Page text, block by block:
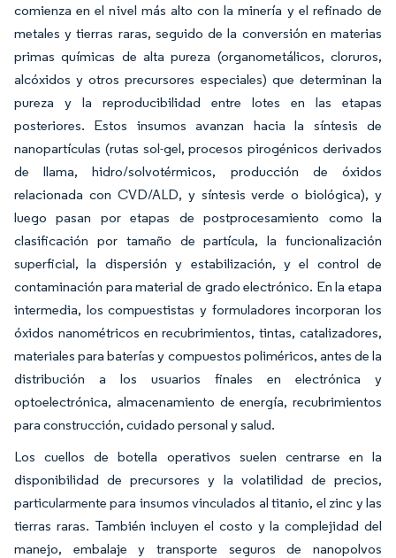
comienza en el nivel más alto con la minería y el refinado de
metales y tierras raras, seguido de la conversión en materias
primas químicas de alta pureza (organometálicos, cloruros,
alcóxidos y otros precursores especiales) que determinan la
pureza y la reproducibilidad entre lotes en las etapas
posteriores. Estos insumos avanzan hacia la síntesis de
nanopartículas (rutas sol-gel, procesos pirogénicos derivados
de llama, hidro/solvotérmicos, producción de óxidos
relacionada con CVD/ALD, y síntesis verde o biológica), y
luego pasan por etapas de postprocesamiento como la
clasificación por tamaño de partícula, la funcionalización
superficial, la dispersión y estabilización, y el control de
contaminación para material de grado electrónico. En la etapa
intermedia, los compuestistas y formuladores incorporan los
óxidos nanométricos en recubrimientos, tintas, catalizadores,
materiales para baterías y compuestos poliméricos, antes de la
distribución a los usuarios finales en electrónica y
optoelectrónica, almacenamiento de energía, recubrimientos
para construcción, cuidado personal y salud.
Los cuellos de botella operativos suelen centrarse en la
disponibilidad de precursores y la volatilidad de precios,
particularmente para insumos vinculados al titanio, el zinc y las
tierras raras. También incluyen el costo y la complejidad del
manejo, embalaje y transporte seguros de nanopolvos